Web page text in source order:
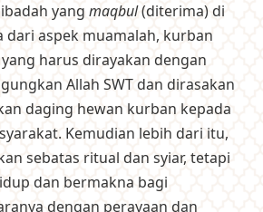
yang maqbul(diterima) di
dari aspek muamalah, kurban
harus dirayakan dengan
Allah SWT dan dirasakan
daging hewan kurban kepada
Kemudian lebih dari itu,
sebatas ritual dan syiar, tetapi
dan bermakna bagi
dengan perayaan dan